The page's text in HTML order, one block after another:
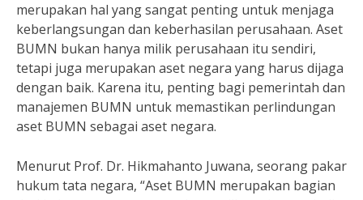
merupakan hal yang sangat penting untuk menjaga
keberlangsungan dan keberhasilan perusahaan. Aset
BUMN bukan hanya milik perusahaan itu sendiri,
tetapi juga merupakan aset negara yang harus dijaga
dengan baik. Karena itu, penting bagi pemerintah dan
manajemen BUMN untuk memastikan perlindungan
aset BUMN sebagai aset negara.
Menurut Prof. Dr. Hikmahanto Juwana, seorang pakar
hukum tata negara, “Aset BUMN merupakan bagian